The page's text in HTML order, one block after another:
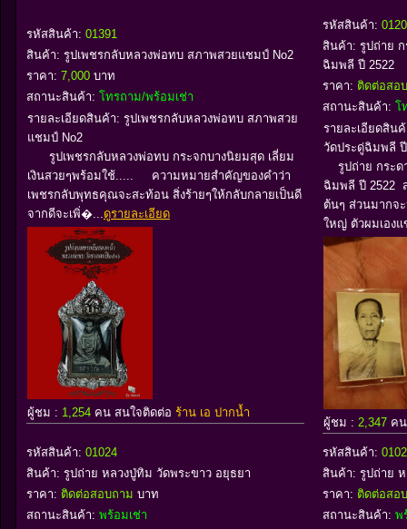
รหัสสินค้า: 01391
สินค้า: รูปเพชรกลับหลวงพ่อทบ สภาพสวยแชมป์ No2
ราคา: 7,000 บาท
สถานะสินค้า: โทรถาม/พร้อมเช่า
รายละเอียดสินค้า: รูปเพชรกลับหลวงพ่อทบ สภาพสวย
แชมป์ No2
รูปเพชรกลับหลวงพ่อทบ กระจกบางนิยมสุด เลี่ยม
เงินสวยๆพร้อมใช้..... ความหมายสำคัญของคำว่า
เพชรกลับพุทธคุณจะสะท้อน สิ่งร้ายๆให้กลับกลายเป็นดี
จากดีจะเพิ่�...ดูรายละเอียด
ผู้ชม : 1,254 คน สนใจติดต่อ ร้าน เอ ปากน้ำ
รหัสสินค้า:
สินค้า: รูปถ่าย
ฉิมพลี ปี 2522
ราคา: ติดต่อสอ
สถานะสินค้า: โ
รายละเอียดสิน
วัดประดู่ฉิมพลี ปี
รูปถ่าย กระด
ฉิมพลี ปี 2522
ต้นๆ ส่วนมากจ
ใหญ่ ตัวผมเอง
ผู้ชม : 2,347 ค
รหัสสินค้า: 01024
สินค้า: รูปถ่าย หลวงปู่ทิม วัดพระขาว อยุธยา
ราคา: ติดต่อสอบถาม บาท
สถานะสินค้า: พร้อมเช่า
รหัสสินค้า:
สินค้า: รูปถ่าย
ราคา: ติดต่อสอ
สถานะสินค้า: พ